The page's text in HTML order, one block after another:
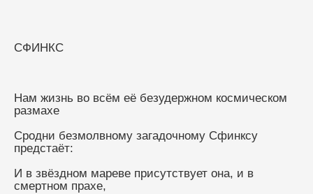
СФИНКС
Нам жизнь во всём её безудержном космическом
размахе
Сродни безмолвному загадочному Сфинксу
предстаёт:
И в звёздном мареве присутствует она, и в
смертном прахе,